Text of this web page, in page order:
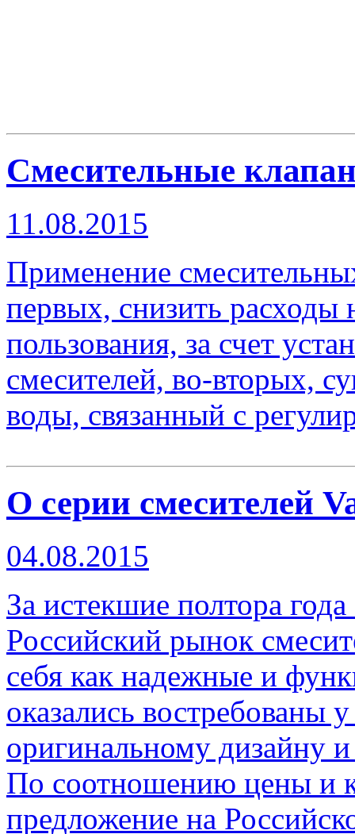
Смесительные
11.08.2015
Применение
первых, снизить расходы
пользования, за счет
смесителей, во-вторых,
воды, связанный с
О серии смесителей
04.08.2015
За истекшие полтора
Российский рынок
себя как надежные и
оказались востребованы
оригинальному дизайну
По соотношению цены и
предложение на